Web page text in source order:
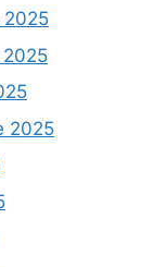
2025
2025